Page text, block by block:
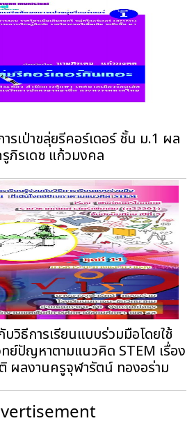
รเป่าขลุ่ยรีคอร์เดอร์ ชั้น ม.1 ผล
ภิรเดช แก้วมงคล
วิธีการเรียนแบบร่วมมือโดยใช้
ย์ปัญหาตามแนวคิด STEM เรื่อง
ผลงานครูจุฬารัตน์ ทองอร่าม